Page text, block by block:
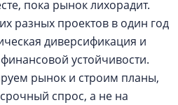
пока рынок лихорадит.
разных проектов в один год
диверсификация и
устойчивости.
рынок и строим планы,
спрос, а не на